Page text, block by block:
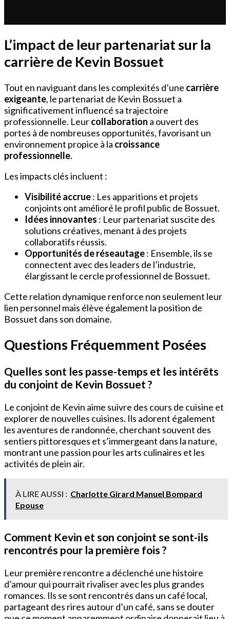
L’impact de leur partenariat sur la
carrière de Kevin Bossuet
Tout en naviguant dans les complexités d’une carrière
exigeante, le partenariat de Kevin Bossuet a
significativement influencé sa trajectoire
professionnelle. Leurcollaboration a ouvert des
portes à de nombreuses opportunités, favorisant un
environnement propice à la croissance
professionnelle.
Les impacts clés incluent :
Visibilité accrue: Les apparitions et projets
conjoints ont amélioré le profil public de Bossuet.
Idées innovantes : Leur partenariat suscite des
solutions créatives, menant à des projets
collaboratifs réussis.
Opportunités de réseautage: Ensemble, ils se
connectent avec des leaders de l’industrie,
élargissant le cercle professionnel de Bossuet.
Cette relation dynamique renforce non seulement leur
lien personnel mais élève également la position de
Bossuet dans son domaine.
Questions Fréquemment Posées
Quelles sont les passe-temps et les intérêts
du conjoint de Kevin Bossuet ?
Le conjoint de Kevin aime suivre des cours de cuisine et
explorer de nouvelles cuisines. Ils adorent également
les aventures de randonnée, cherchant souvent des
sentiers pittoresques et s’immergeant dans la nature,
montrant une passion pour les arts culinaires et les
activités de plein air.
À LIRE AUSSI : Charlotte Girard Manuel Bompard
Epouse
Comment Kevin et son conjoint se sont-ils
rencontrés pour la première fois ?
Leur première rencontre a déclenché une histoire
d’amour qui pourrait rivaliser avec les plus grandes
romances. Ils se sont rencontrés dans un café local,
partageant des rires autour d’un café, sans se douter